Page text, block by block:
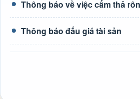
Thông báo về việc cấm thả
Thông báo đấu giá tài sản